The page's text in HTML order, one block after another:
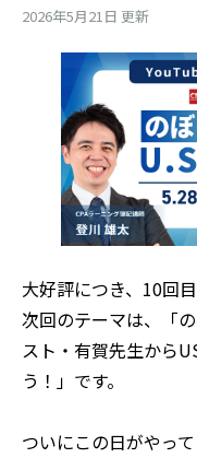
2026年5月21日 更新
大好評につき、10回
次回のテーマは、「
スト・有賀先生から
う！」です。
ついにこの日がやっ